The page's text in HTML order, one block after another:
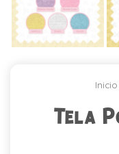
Inicio
Tela